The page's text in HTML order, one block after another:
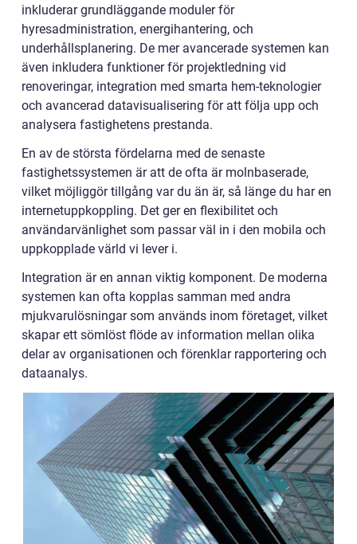
inkluderar grundläggande moduler för
hyresadministration, energihantering, och
underhållsplanering. De mer avancerade systemen kan
även inkludera funktioner för projektledning vid
renoveringar, integration med smarta hem-teknologier
och avancerad datavisualisering för att följa upp och
analysera fastighetens prestanda.
En av de största fördelarna med de senaste
fastighetssystemen är att de ofta är molnbaserade,
vilket möjliggör tillgång var du än är, så länge du har en
internetuppkoppling. Det ger en flexibilitet och
användarvänlighet som passar väl in i den mobila och
uppkopplade värld vi lever i.
Integration är en annan viktig komponent. De moderna
systemen kan ofta kopplas samman med andra
mjukvarulösningar som används inom företaget, vilket
skapar ett sömlöst flöde av information mellan olika
delar av organisationen och förenklar rapportering och
dataanalys.